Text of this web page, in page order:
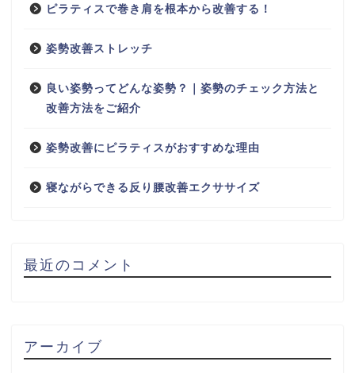
ピラティスで巻き肩を根本から改善する！
姿勢改善ストレッチ
良い姿勢ってどんな姿勢？｜姿勢のチェック方法と
改善方法をご紹介
姿勢改善にピラティスがおすすめな理由
寝ながらできる反り腰改善エクササイズ
最近のコメント
アーカイブ